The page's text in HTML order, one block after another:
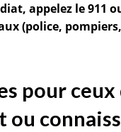
appelez le 911
(police,
pour ceux
ou